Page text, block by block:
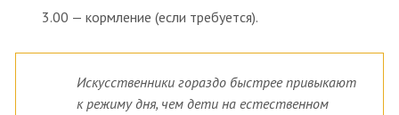
3.00 — кормление (если требуется).
Искусственники гораздо быстрее привыкают
к режиму дня, чем дети на естественном